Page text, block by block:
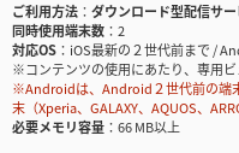
ご利用方法
ダウンロード型配信サー
同時使用端末数
2
対応OS
iOS最新の２世代前まで /
※コンテンツの使用にあたり、専用
※Androidは、Android２世代前の端
末（Xperia、GALAXY、AQUOS、
必要メモリ容量
66 MB以上